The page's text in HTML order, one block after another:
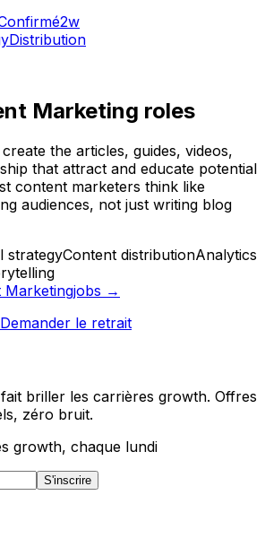
2w
Distribution
Marketing roles
the articles, guides, videos,
that attract and educate potential
content marketers think like
audiences, not just writing blog
strategyContent distributionAnalytics
Marketingjobs →
le retrait
briller les carrières growth. Offres
zéro bruit.
growth, chaque lundi
S'inscrire